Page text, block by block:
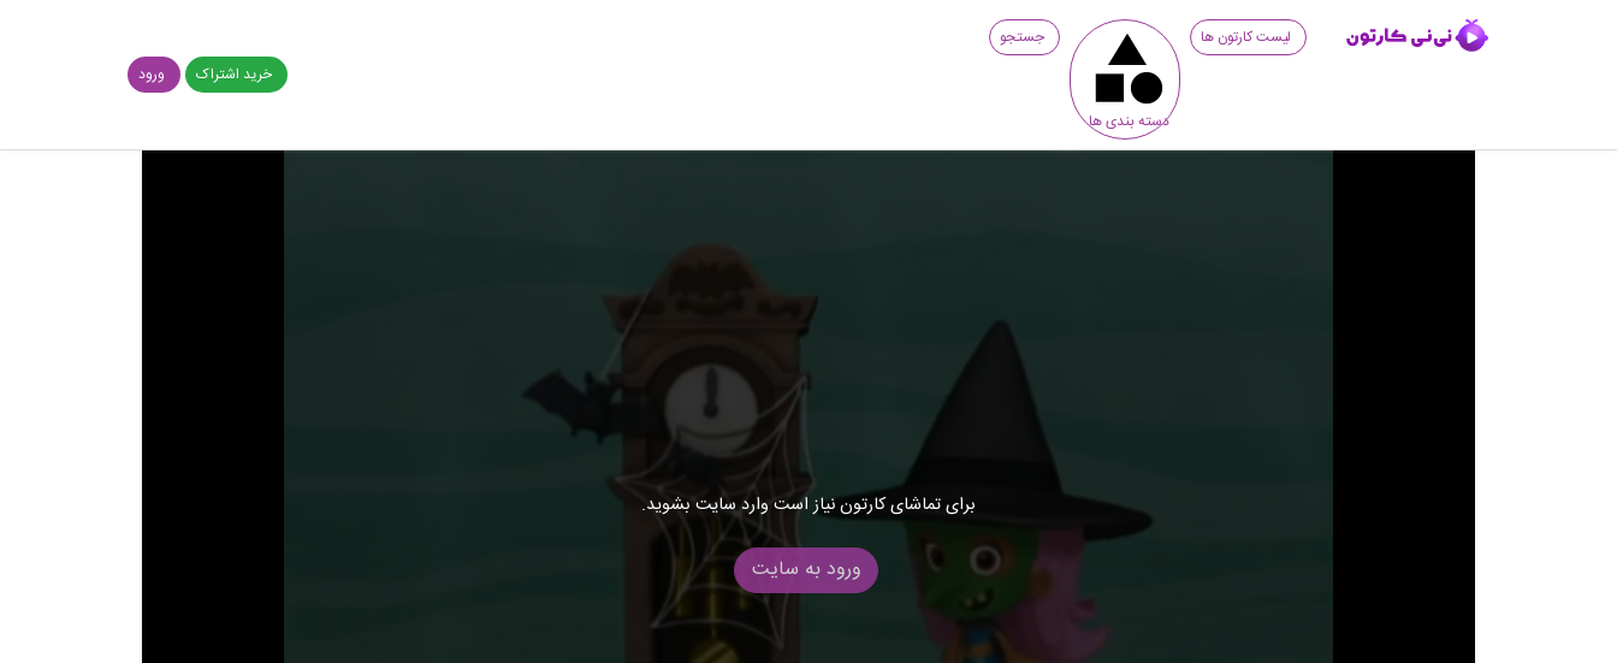
لیست کارتون ها
دسته بندی ها
جستجو
خرید اشتراک
ورود
برای تماشای کارتون نیاز است وارد سایت بشوید.
ورود به سایت